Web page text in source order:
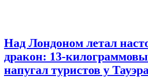
Над Лондоном летал
дракон: 13-
напугал туристов у Тауэра